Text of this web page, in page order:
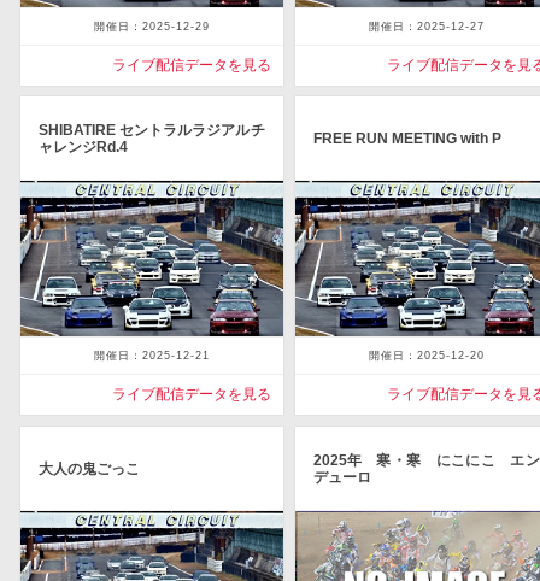
開催日：2025-12-29
ライブ配信データを見る
開催日：2025-12-27
ライブ配信データを見
SHIBATIRE セントラルラジアルチ
ャレンジRd.4
開催日：2025-12-21
ライブ配信データを見る
FREE RUN MEETING with P
開催日：2025-12-20
ライブ配信データを見
大人の鬼ごっこ
2025年 寒・寒 にこにこ エン
デューロ